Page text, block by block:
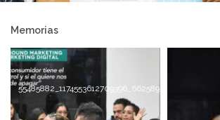
Memorias
55485882_1174553612709396_6625895542742319104_n